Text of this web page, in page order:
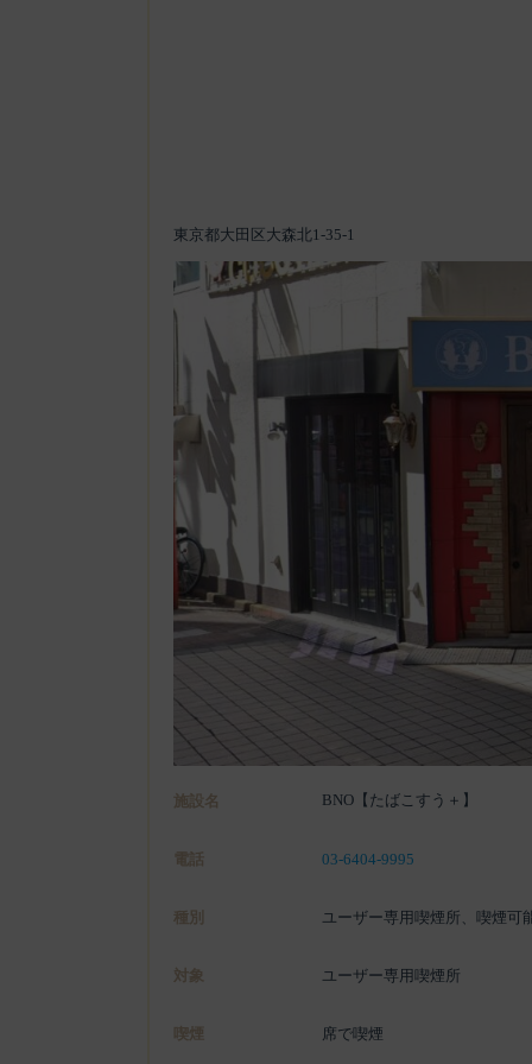
東京都大田区大森北1-35-1
施設名 BNO【たばこすう＋】
電話 03-6404-9995
種別 ユーザー専用喫煙所、喫煙可
対象 ユーザー専用喫煙所
喫煙 席で喫煙